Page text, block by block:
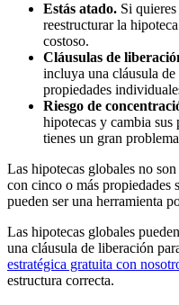
Estás atado. Si
reestructurar la
costoso.
Cláusulas de
incluya una cláusula
propiedades
Riesgo de
hipotecas y cambia
tienes un gran
Las hipotecas globales no
con cinco o más propiedades
pueden ser una herramienta
Las hipotecas globales
una cláusula de liberación
estratégica gratuita con
estructura correcta.